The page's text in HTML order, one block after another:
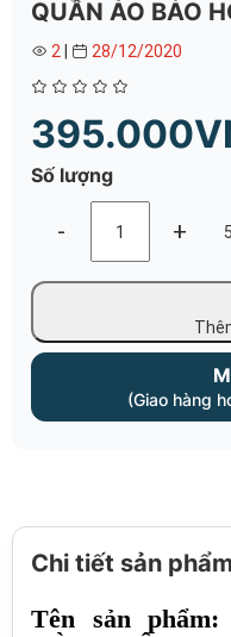
QUẦN ÁO BẢO
2 28/12/2020
Số lượng
- +
(Giao hàng
Chi tiết sản phẩm
Tên sản